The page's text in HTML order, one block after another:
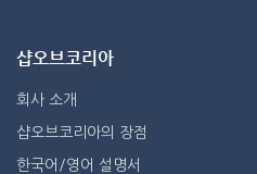
샵오브코리아
회사 소개
샵오브코리아의 장점
한국어/영어 설명서